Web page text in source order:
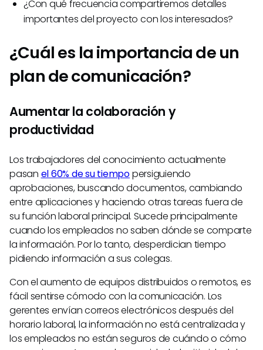
¿Con qué frecuencia compartiremos detalles
importantes del proyecto con los interesados?
¿Cuál es la importancia de un
plan de comunicación?
Aumentar la colaboración y
productividad
Los trabajadores del conocimiento actualmente
pasan el 60% de su tiempopersiguiendo
aprobaciones, buscando documentos, cambiando
entre aplicaciones y haciendo otras tareas fuera de
su función laboral principal. Sucede principalmente
cuando los empleados no saben dónde se comparte
la información. Por lo tanto, desperdician tiempo
pidiendo información a sus colegas.
Con el aumento de equipos distribuidos o remotos, es
fácil sentirse cómodo con la comunicación. Los
gerentes envían correos electrónicos después del
horario laboral, la información no está centralizada y
los empleados no están seguros de cuándo o cómo